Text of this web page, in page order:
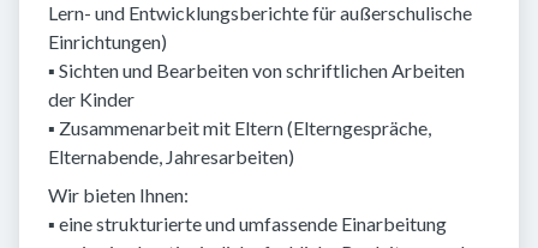
Lern- und Entwicklungsberichte für außerschulische
Einrichtungen)
▪ Sichten und Bearbeiten von schriftlichen Arbeiten
der Kinder
▪ Zusammenarbeit mit Eltern (Elterngespräche,
Elternabende, Jahresarbeiten)
Wir bieten Ihnen:
▪ eine strukturierte und umfassende Einarbeitung